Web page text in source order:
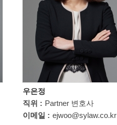
우은정
직위 : Partner 변호사
이메일 : ejwoo@sylaw.co.kr